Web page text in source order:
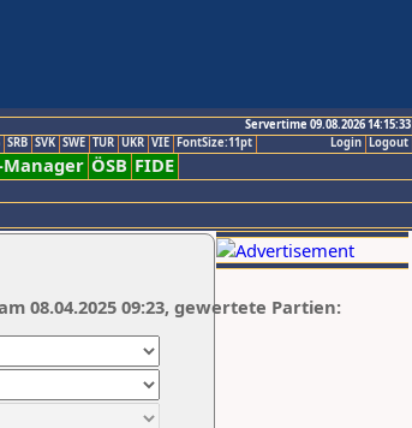
Servertime 09.08.2026 14:15:33
Logout
Login
SRB SVK SWE TUR UKR VIE FontSize:11pt
Manager ÖSB FIDE
08.04.2025 09:23, gewertete Partien: